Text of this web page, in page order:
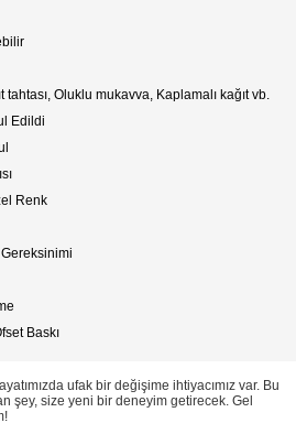
tahtası, Oluklu mukavva, Kaplamalı kağıt vb.
Edildi
Renk
Baskı
ufak bir değişime ihtiyacımız var. Bu
şey, size yeni bir deneyim getirecek. Gel